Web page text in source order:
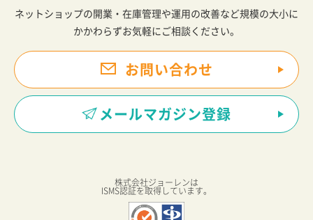
ネットショップの開業・在庫管理や運用の改善など規模の大小に
かかわらずお気軽にご相談ください。
お問い合わせ
メールマガジン登録
株式会社ジョーレンは
ISMS認証を取得しています。